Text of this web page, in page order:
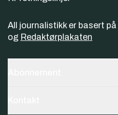
All journalistikk er basert på
og Redaktørplakaten